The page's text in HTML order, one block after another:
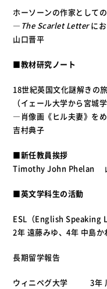
ホーソーンの作家として
― The Scarlet Letterに
山口晋平
■教材研究ノート
18世紀英国文化謎解きの旅
（イェール大学から宮城
―肖像画《ヒル夫妻》を
吉村典子
■新任教員挨拶
Timothy John Phelan
■英文学科生の活動
ESL（English Speaking
2年 遠藤みゆ、4年 中島か
長期留学報告
ウィニペグ大学 3年